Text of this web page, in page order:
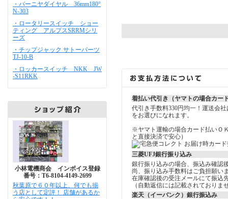
・バーニヤダイヤル 36mm180°
N-303
・ロータリースイッチ ショー
ティング アルプスSRRMシリ
ーズ
・チップジャック サトーパーツ
TJ-10-B
・ロッカースイッチ NKK JW
-S11RKK
小林電機商会 インボイス登録
番号：T6-8104-4149-2699
秋葉原で６０年以上、何でも揃
う店として定評！ 店舗があるか
着払い代引き（ヤマトの場合カー
代引き手数料330円均一！運送会
をお選びになれます。
※ヤマト運輸の場合カード払いＯ
と直接決済で安心）
三菱UFJ銀行振り込み
銀行振り込みの場合、振込み確認
尚、振り込み手数料はご負担願い
在庫確認後の受注メールにて振込
（自動返信には記載されておりま
楽天（イーバンク）銀行振込み